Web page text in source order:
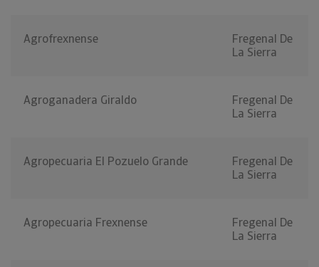
Agrofrexnense
Fregenal De
La Sierra
Agroganadera Giraldo
Fregenal De
La Sierra
Agropecuaria El Pozuelo Grande
Fregenal De
La Sierra
Agropecuaria Frexnense
Fregenal De
La Sierra